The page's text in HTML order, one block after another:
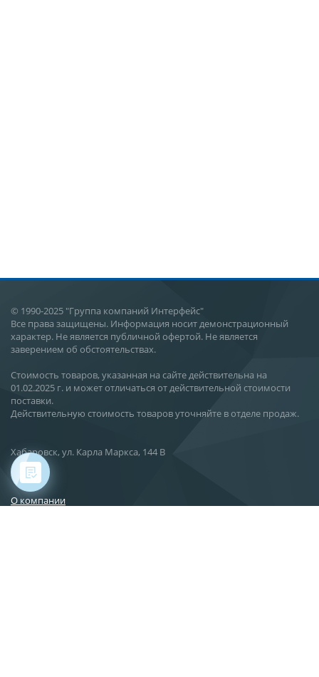
© 1990-2025 "Группа компаний Интерфейс"
Все права защищены. Информация носит демонстрационный
характер. Не является публичной офертой. Не является
заверением об обстоятельствах.
Стоимость товаров, указанная на сайте действительна на
01.02.2025 г. и может отличаться от действительной стоимости
поставки.
Действительную стоимость товаров уточняйте в отделе продаж.
Хабаровск, ул. Карла Маркса, 144 В
О компании